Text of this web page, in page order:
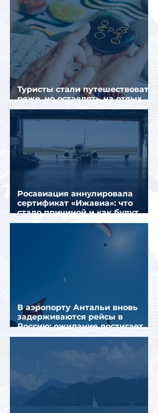
Туристы стали путешествовать
реже, но оставлять на отдых
почти на 40% больше
Росавиация аннулировала
сертификат «Ижавиа»: что
стало причиной и как будут
перевозить пассажиров
В аэропорту Антальи вновь
задерживаются рейсы в
Россию: ожидание достигает
почти 10 часов